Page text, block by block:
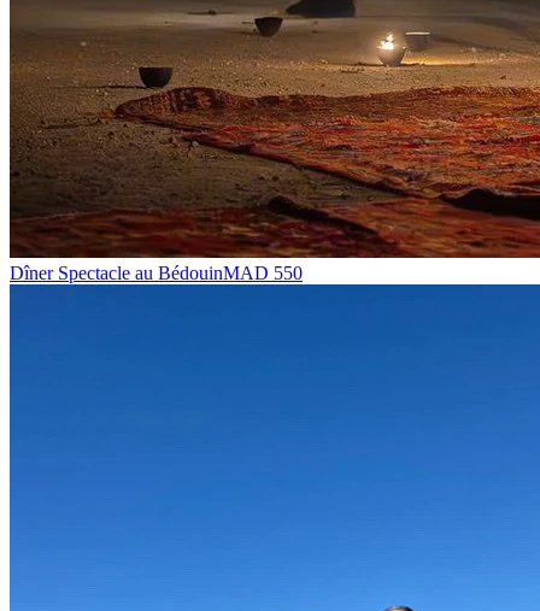
Dîner Spectacle au BédouinMAD 550